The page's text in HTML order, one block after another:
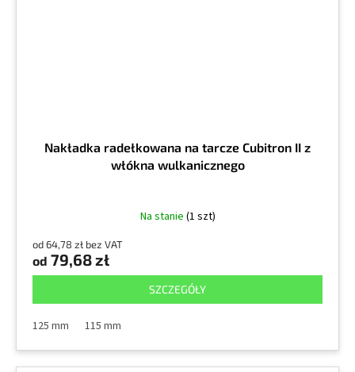
Nakładka radełkowana na tarcze Cubitron II z
włókna wulkanicznego
Na stanie (1 szt)
od 64,78 zł bez VAT
od 79,68 zł
SZCZEGÓŁY
125 mm 115 mm